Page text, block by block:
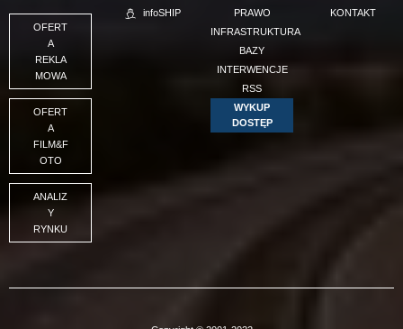
OFERT
A
REKLA
MOWA
OFERT
A
FILM&F
OTO
ANALIZ
Y
RYNKU
infoSHIP
PRAWO
INFRASTRUKTURA
BAZY
INTERWENCJE
RSS
WYKUP
DOSTĘP
KONTAKT